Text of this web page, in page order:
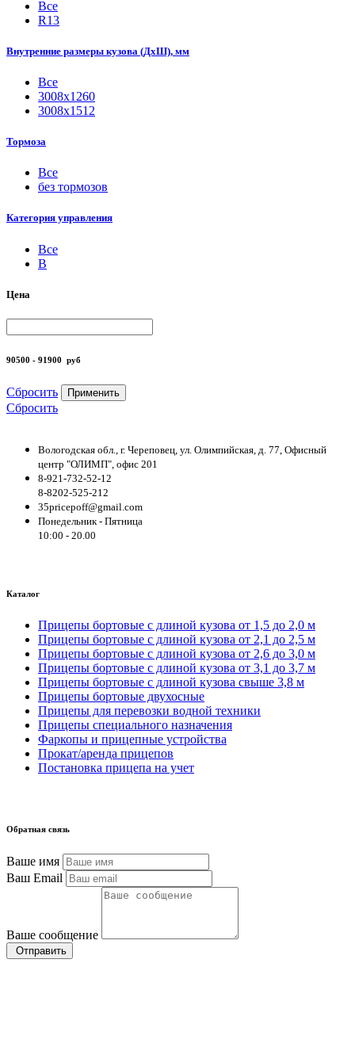
Все
R13
Внутренние размеры кузова (ДхШ), мм
Все
3008х1260
3008х1512
Тормоза
Все
без тормозов
Категория управления
Все
B
Цена
90500 - 91900 руб
Сбросить Применить
Сбросить
Вологодская обл., г. Череповец, ул. Олимпийская, д. 77, Офисный
центр "ОЛИМП", офис 201
8-921-732-52-12
8-8202-525-212
35pricepoff@gmail.com
Понедельник - Пятница
10:00 - 20.00
Каталог
Прицепы бортовые с длиной кузова от 1,5 до 2,0 м
Прицепы бортовые с длиной кузова от 2,1 до 2,5 м
Прицепы бортовые с длиной кузова от 2,6 до 3,0 м
Прицепы бортовые с длиной кузова от 3,1 до 3,7 м
Прицепы бортовые с длиной кузова свыше 3,8 м
Прицепы бортовые двухосные
Прицепы для перевозки водной техники
Прицепы специального назначения
Фаркопы и прицепные устройства
Прокат/аренда прицепов
Постановка прицепа на учет
Обратная связь
Ваше имя
Ваш Email
Ваше сообщение
Отправить